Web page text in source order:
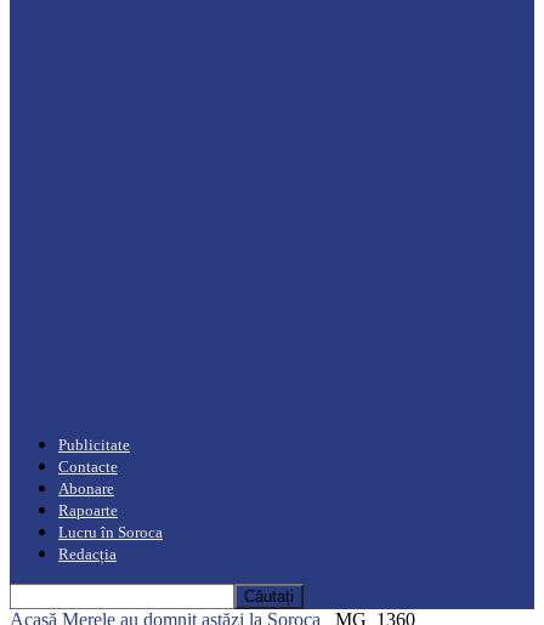
Publicitate
Contacte
Abonare
Rapoarte
Lucru în Soroca
Redacția
Acasă Merele au domnit astăzi la Soroca _MG_1360